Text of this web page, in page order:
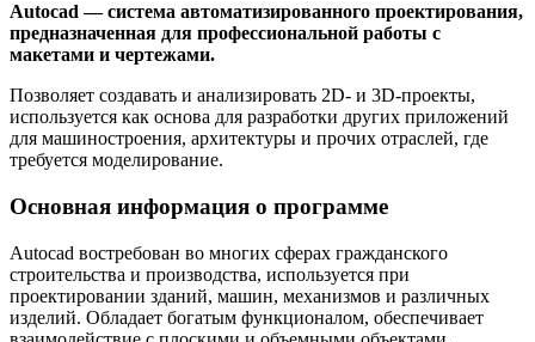
Autocad — система автоматизированного проектирования,
предназначенная для профессиональной работы с
макетами и чертежами.
Позволяет создавать и анализировать 2D- и 3D-проекты,
используется как основа для разработки других приложений
для машиностроения, архитектуры и прочих отраслей, где
требуется моделирование.
Основная информация о программе
Autocad востребован во многих сферах гражданского
строительства и производства, используется при
проектировании зданий, машин, механизмов и различных
изделий. Обладает богатым функционалом, обеспечивает